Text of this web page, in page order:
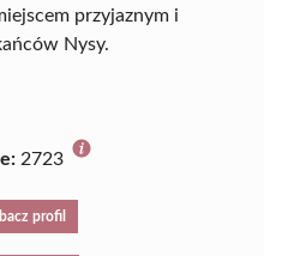
przyjaznym i
Nysy.
2723
profil